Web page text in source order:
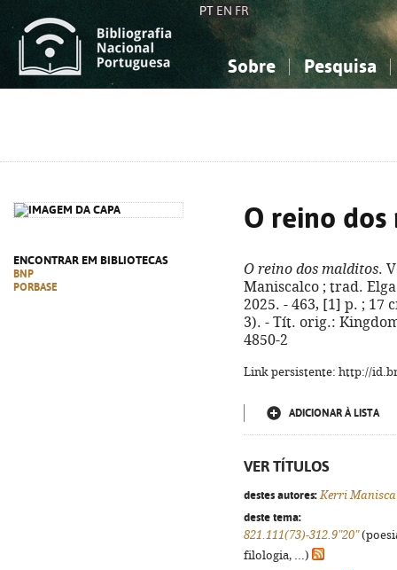
PT EN FR
Sobre Pesquisa
ENCONTRAR EM BIBLIOTECAS
BNP
PORBASE
O reino
O reino dos malditos.
Maniscalco ; trad. Elga
2025. - 463, [1] p. ; 17
3). - Tít. orig.:
4850-2
Link persistente: http://
ADICIONAR À LISTA
VER TÍTULOS
destes autores: Kerri
deste tema:
821.111(73)-312.9"20"
filologia, ...)